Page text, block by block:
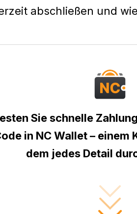
abschließen und
Sie schnelle
in NC Wallet – einem
dem jedes Detail